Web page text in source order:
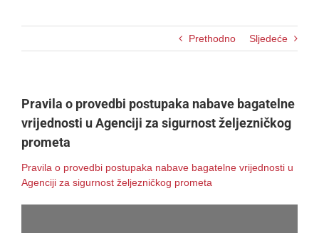
Prethodno Sljedeće
Pravila o provedbi postupaka nabave bagatelne
vrijednosti u Agenciji za sigurnost željezničkog
prometa
Pravila o provedbi postupaka nabave bagatelne vrijednosti u
Agenciji za sigurnost željezničkog prometa